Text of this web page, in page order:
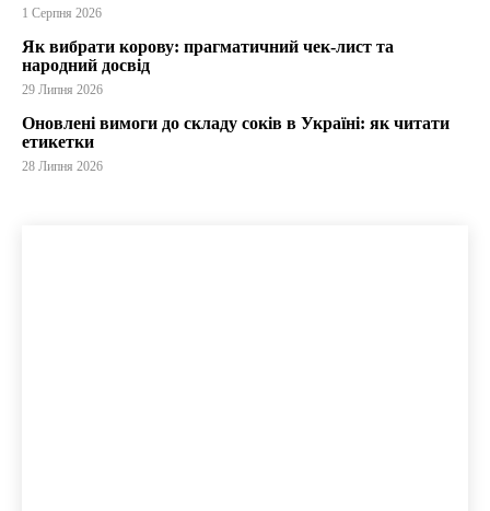
1 Серпня 2026
Як вибрати корову: прагматичний чек-лист та
народний досвід
29 Липня 2026
Оновлені вимоги до складу соків в Україні: як читати
етикетки
28 Липня 2026